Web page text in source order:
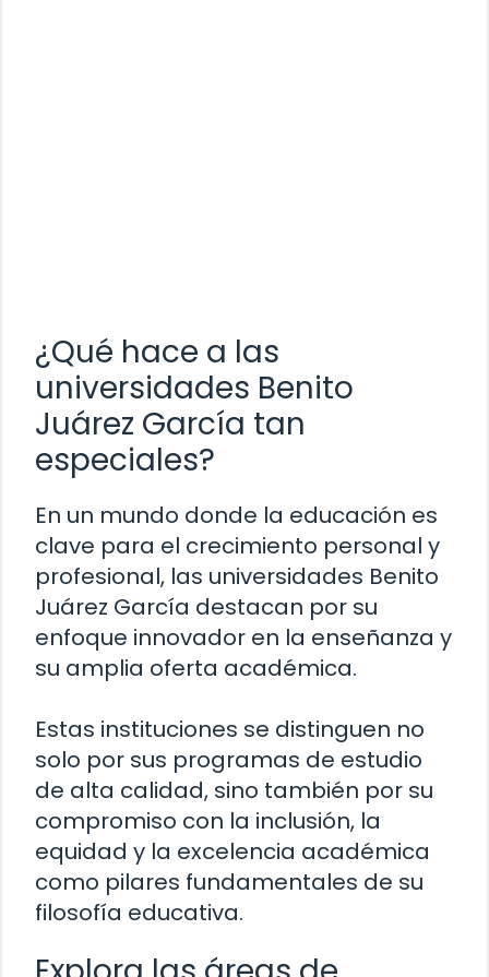
¿Qué hace a las
universidades Benito
Juárez García tan
especiales?
En un mundo donde la educación es
clave para el crecimiento personal y
profesional, las universidades Benito
Juárez García destacan por su
enfoque innovador en la enseñanza y
su amplia oferta académica.
Estas instituciones se distinguen no
solo por sus programas de estudio
de alta calidad, sino también por su
compromiso con la inclusión, la
equidad y la excelencia académica
como pilares fundamentales de su
filosofía educativa.